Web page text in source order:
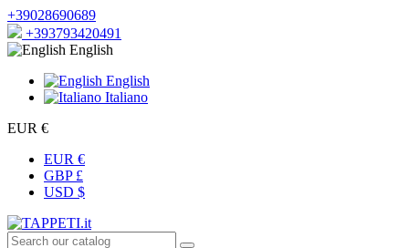
+39028690689
+393793420491
English
English
Italiano
EUR €
EUR €
GBP £
USD $